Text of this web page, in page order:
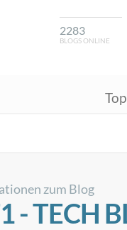
2283
BLOGS ONLINE
zum Blog
- TECH